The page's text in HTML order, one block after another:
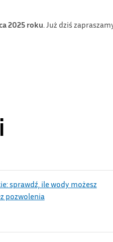
2025 roku. Już dziś
sprawdź, ile wody możesz
pozwolenia